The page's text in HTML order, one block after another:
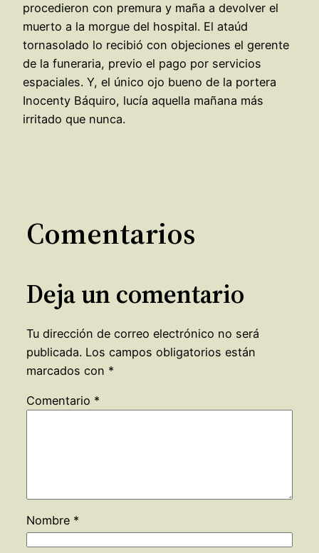
procedieron con premura y maña a devolver el
muerto a la morgue del hospital. El ataúd
tornasolado lo recibió con objeciones el gerente
de la funeraria, previo el pago por servicios
espaciales. Y, el único ojo bueno de la portera
Inocenty Báquiro, lucía aquella mañana más
irritado que nunca.
Comentarios
Deja un comentario
Tu dirección de correo electrónico no será
publicada. Los campos obligatorios están
marcados con *
Comentario *
Nombre *